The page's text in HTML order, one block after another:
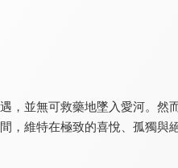
，並無可救藥地墜入愛河。然
，維特在極致的喜悅、孤獨與